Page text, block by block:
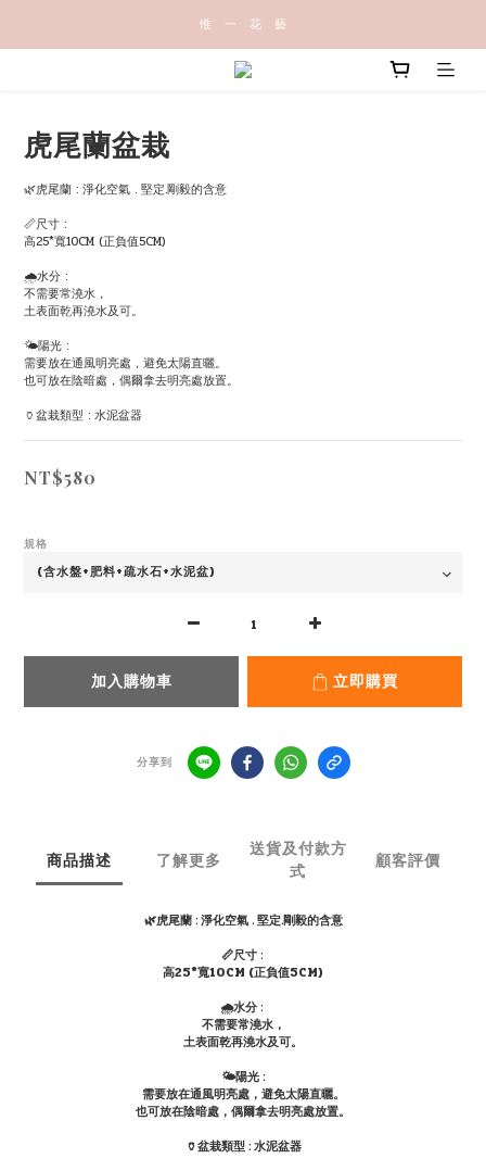
惟   一   花   藝
虎尾蘭盆栽
🌿虎尾蘭 : 淨化空氣 . 堅定.剛毅的含意
📏尺寸 :
高25*寬10CM (正負值5CM)
🌧水分 :
不需要常澆水，
土表面乾再澆水及可。
🌤陽光 :
需要放在通風明亮處，避免太陽直曬。
也可放在陰暗處，偶爾拿去明亮處放置。
🏺盆栽類型 : 水泥盆器
NT$580
規格
加入購物車 立即購買
分享到
商品描述 了解更多
送貨及付款方
式
顧客評價
🌿虎尾蘭 : 淨化空氣 . 堅定.剛毅的含意
📏尺寸 :
高25*寬10CM (正負值5CM)
🌧水分 :
不需要常澆水，
土表面乾再澆水及可。
🌤陽光 :
需要放在通風明亮處，避免太陽直曬。
也可放在陰暗處，偶爾拿去明亮處放置。
🏺盆栽類型 : 水泥盆器